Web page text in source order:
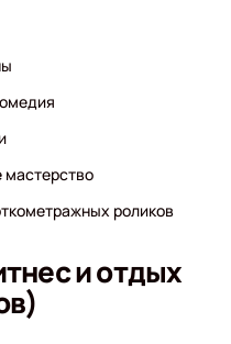
мастерство
роликов
и отдых